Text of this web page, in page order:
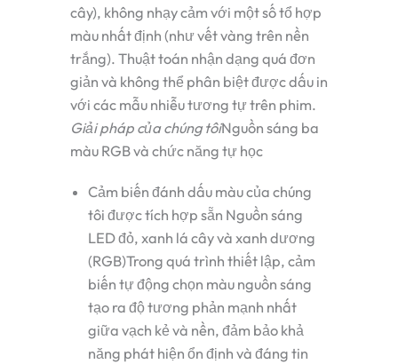
cây), không nhạy cảm với một số tổ hợp
màu nhất định (như vết vàng trên nền
trắng). Thuật toán nhận dạng quá đơn
giản và không thể phân biệt được dấu in
với các mẫu nhiễu tương tự trên phim.
Giải pháp của chúng tôiNguồn sáng ba
màu RGB và chức năng tự học
Cảm biến đánh dấu màu của chúng
tôi được tích hợp sẵn Nguồn sáng
LED đỏ, xanh lá cây và xanh dương
(RGB)Trong quá trình thiết lập, cảm
biến tự động chọn màu nguồn sáng
tạo ra độ tương phản mạnh nhất
giữa vạch kẻ và nền, đảm bảo khả
năng phát hiện ổn định và đáng tin